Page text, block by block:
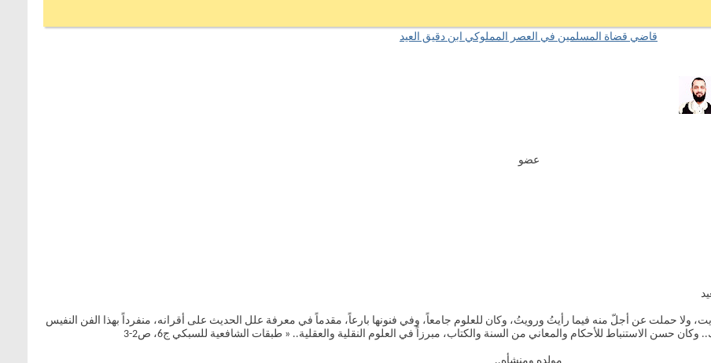
قاضي قضاة المسلمين في العصر المملوكي ابن دقيق العيد
عضو
ولا حملت عن أجلّ منه فيما رأيتُ ورويتُ، وكان للعلوم جامعاً، وفي فنونها بارعاً، مقدماً في معرفة علل الحديث على أقرانه، منفرداً بهذا الفن النفيس
حسن الاستنباط للأحكام والمعاني من السنة والكتاب، مبرزاً في العلوم النقلية والعقلية.. « طبقات الشافعية للسبكي ج6، ص2-3